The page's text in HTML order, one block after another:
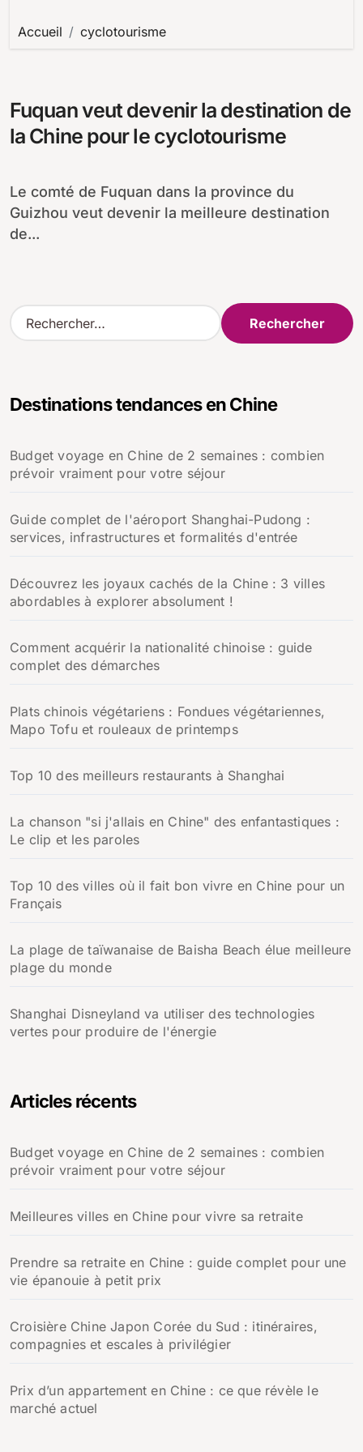
Accueil cyclotourisme
Fuquan veut devenir la destination de
la Chine pour le cyclotourisme
Le comté de Fuquan dans la province du
Guizhou veut devenir la meilleure destination
de...
R
e
r
e
r
Destinations tendances en Chine
Budget voyage en Chine de 2 semaines : combien
prévoir vraiment pour votre séjour
Guide complet de l'aéroport Shanghai-Pudong :
services, infrastructures et formalités d'entrée
Découvrez les joyaux cachés de la Chine : 3 villes
abordables à explorer absolument !
Comment acquérir la nationalité chinoise : guide
complet des démarches
Plats chinois végétariens : Fondues végétariennes,
Mapo Tofu et rouleaux de printemps
Top 10 des meilleurs restaurants à Shanghai
La chanson "si j'allais en Chine" des enfantastiques :
Le clip et les paroles
Top 10 des villes où il fait bon vivre en Chine pour un
Français
La plage de taïwanaise de Baisha Beach élue meilleure
plage du monde
Shanghai Disneyland va utiliser des technologies
vertes pour produire de l'énergie
Articles récents
Budget voyage en Chine de 2 semaines : combien
prévoir vraiment pour votre séjour
Meilleures villes en Chine pour vivre sa retraite
Prendre sa retraite en Chine : guide complet pour une
vie épanouie à petit prix
Croisière Chine Japon Corée du Sud : itinéraires,
compagnies et escales à privilégier
Prix d’un appartement en Chine : ce que révèle le
marché actuel